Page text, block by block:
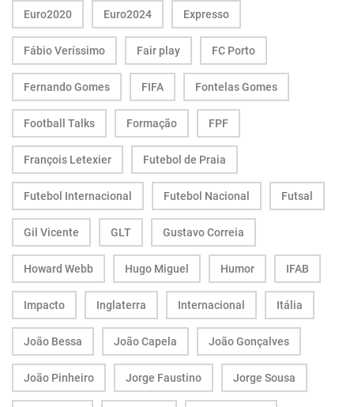
Euro2020 Euro2024 Expresso
Fábio Veríssimo Fair play FC Porto
Fernando Gomes FIFA Fontelas Gomes
Football Talks Formação FPF
François Letexier Futebol de Praia
Futebol Internacional Futebol Nacional Futsal
Gil Vicente GLT Gustavo Correia
Howard Webb Hugo Miguel Humor IFAB
Impacto Inglaterra Internacional Itália
João Bessa João Capela João Gonçalves
João Pinheiro Jorge Faustino Jorge Sousa